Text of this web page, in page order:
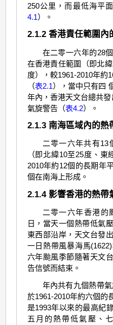
250公里，而最低海平
4.1）。
2.1.2 香港責任範圍內
在二零一六年的28
在香港責任範圍（即北
度），較1961-2010年約
（表2.1），當中只有四
年內，香港天文台總共
氣旋警告（表4.2）。
2.1.3 南海區域內的熱
二零一六年共有13
（即北緯10至25度、東
2010年約12個的長期年
個在南海上形成。
2.1.4 影響香港的熱帶
二零一六年香港的
日，當天一個熱帶低氣
東西部沿岸，天文台發
一日熱帶風暴海馬
六年颱風季節隨著天文
告信號而結束。
年內共有九個熱帶
於1961-2010年約六個的
是1993年以來的最高紀
五月的熱帶低氣壓、